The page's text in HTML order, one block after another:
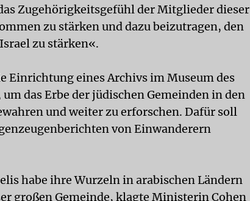
Zugehörigkeitsgefühl der Mitglieder dieser
zu stärken und dazu beizutragen, den
zu stärken«.
Einrichtung eines Archivs im Museum des
das Erbe der jüdischen Gemeinden in den
und weiter zu erforschen. Dafür soll
von Einwanderern
habe ihre Wurzeln in arabischen Ländern
großen Gemeinde, klagte Ministerin Cohen